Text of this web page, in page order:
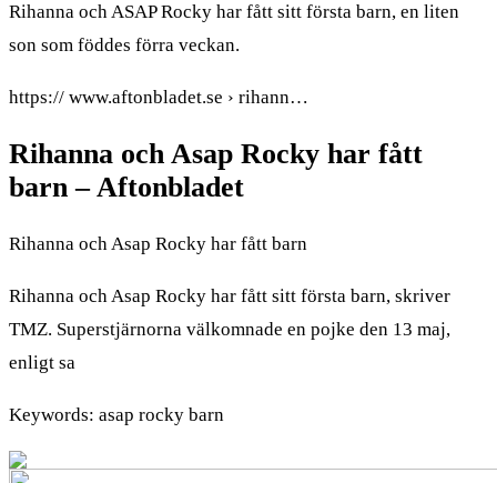
Rihanna och ASAP Rocky har fått sitt första barn, en liten
son som föddes förra veckan.
https:// www.aftonbladet.se › rihann…
Rihanna och Asap Rocky har fått
barn – Aftonbladet
Rihanna och Asap Rocky har fått barn
Rihanna och Asap Rocky har fått sitt första barn, skriver
TMZ. Superstjärnorna välkomnade en pojke den 13 maj,
enligt sa
Keywords: asap rocky barn